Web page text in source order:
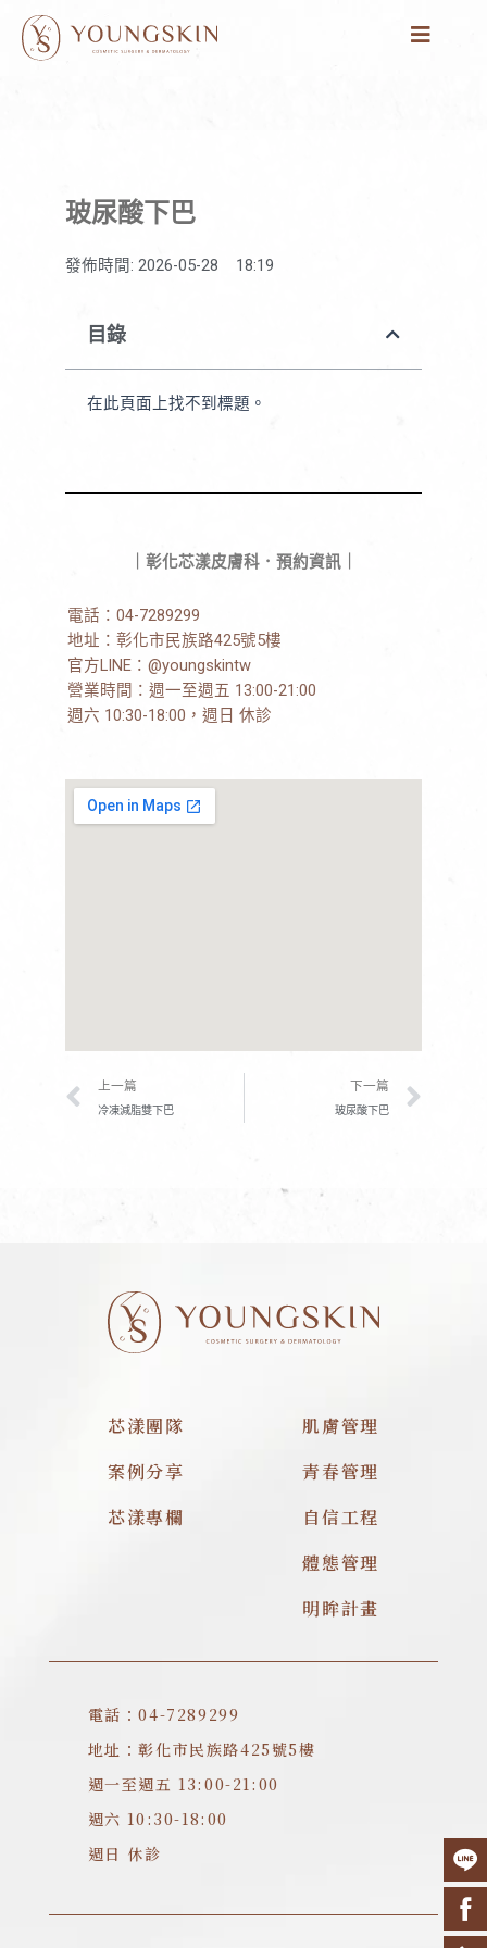
玻尿酸下巴
發佈時間: 2026-05-28 18:19
目錄
在此頁面上找不到標題。
｜彰化芯漾皮膚科．預約資訊｜
電話： 04-7289299
地址： 彰化市民族路425號5樓
官方LINE： @youngskintw
營業時間：週一至週五 13:00-21:00
週六 10:30-18:00，週日 休診
上一頁
上一篇
冷凍減脂雙下巴
下一篇
玻尿酸下巴
芯漾團隊
案例分享
芯漾專欄
肌膚管理
青春管理
自信工程
體態管理
明眸計畫
電話：04-7289299
地址：彰化市民族路425號5樓
週一至週五 13:00-21:00
週六 10:30-18:00
週日 休診